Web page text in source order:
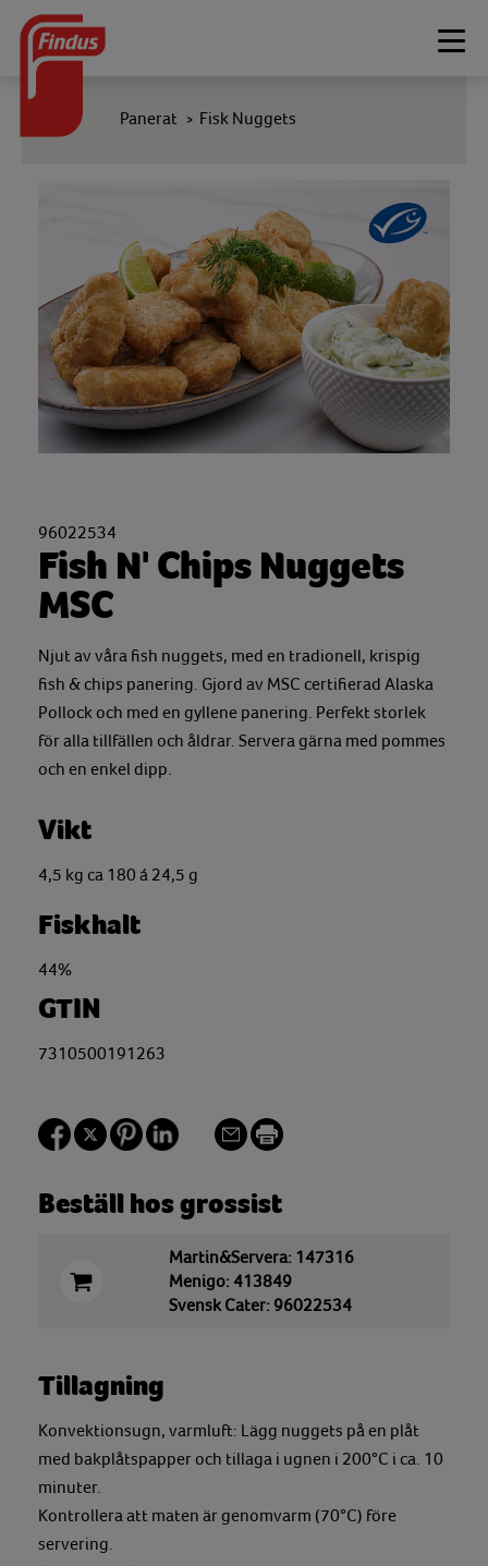
Panerat > Fisk Nuggets
96022534
Fish N' Chips Nuggets
MSC
Njut av våra fish nuggets, med en tradionell, krispig
fish & chips panering. Gjord av MSC certifierad Alaska
Pollock och med en gyllene panering. Perfekt storlek
för alla tillfällen och åldrar. Servera gärna med pommes
och en enkel dipp.
Vikt
4,5 kg ca 180 á 24,5 g
Fiskhalt
44%
GTIN
7310500191263
Beställ hos grossist
Martin&Servera: 147316
Menigo: 413849
Svensk Cater: 96022534
Tillagning
Konvektionsugn, varmluft: Lägg nuggets på en plåt
med bakplåtspapper och tillaga i ugnen i 200°C i ca. 10
minuter.
Kontrollera att maten är genomvarm (70°C) före
servering.